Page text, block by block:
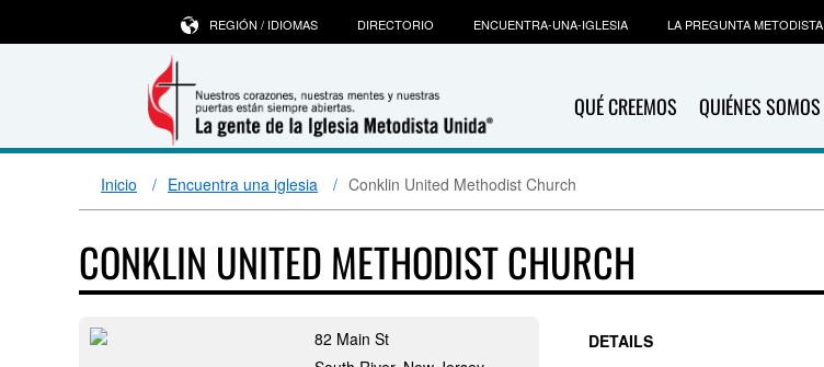
QUÉ CREEMOS QUIÉNES SOMOS
REGIÓN / IDIOMAS DIRECTORIO ENCUENTRA-UNA-IGLESIA LA PREGUNTA METODISTA
Inicio Encuentra una iglesia Conklin United Methodist Church
CONKLIN UNITED METHODIST CHURCH
82 Main St
DETAILS